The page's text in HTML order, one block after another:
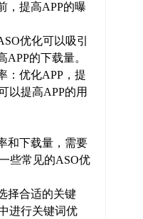
，提高APP的曝
优化可以吸引
的下载量。
优化APP，提
以提高APP的用
下载量，需要
些常见的ASO优
合适的关键
进行关键词优